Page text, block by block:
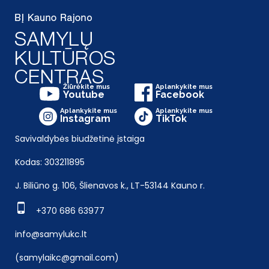
Žiūrėkite mus
Youtube
Aplankykite mus
Facebook
Aplankykite mus
Instagram
Aplankykite mus
TikTok
Savivaldybės biudžetinė įstaiga
Kodas: 303211895
J. Biliūno g. 106, Šlienavos k., LT-53144 Kauno r.
+370 686 63977
info@samylukc.lt
(samylaikc@gmail.com)